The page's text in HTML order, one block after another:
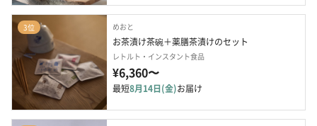
3位 めおと
お茶漬け茶碗＋薬膳茶漬けのセット
レトルト・インスタント食品
¥6,360〜
最短8月14日(金)お届け